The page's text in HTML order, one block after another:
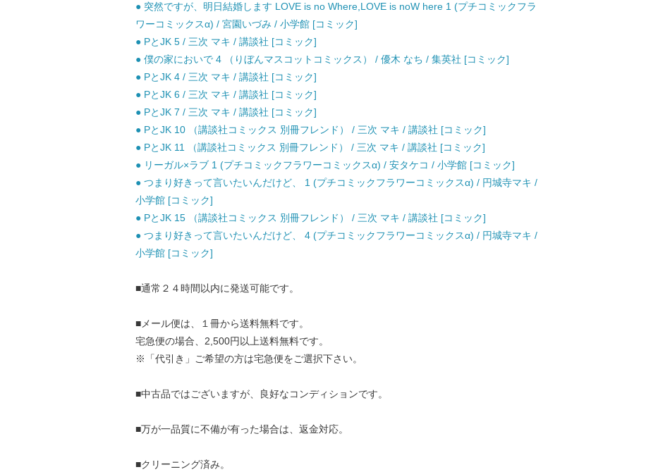
● 突然ですが、明日結婚します LOVE is no Where,LOVE is noW here 1 (プチコミックフラ
ワーコミックスα) / 宮園いづみ / 小学館 [コミック]
● PとJK 5 / 三次 マキ / 講談社 [コミック]
● 僕の家においで 4 （りぼんマスコットコミックス） / 優木 なち / 集英社 [コミック]
● PとJK 4 / 三次 マキ / 講談社 [コミック]
● PとJK 6 / 三次 マキ / 講談社 [コミック]
● PとJK 7 / 三次 マキ / 講談社 [コミック]
● PとJK 10 （講談社コミックス 別冊フレンド） / 三次 マキ / 講談社 [コミック]
● PとJK 11 （講談社コミックス 別冊フレンド） / 三次 マキ / 講談社 [コミック]
● リーガル×ラブ 1 (プチコミックフラワーコミックスα) / 安タケコ / 小学館 [コミック]
● つまり好きって言いたいんだけど、 1 (プチコミックフラワーコミックスα) / 円城寺マキ /
小学館 [コミック]
● PとJK 15 （講談社コミックス 別冊フレンド） / 三次 マキ / 講談社 [コミック]
● つまり好きって言いたいんだけど、 4 (プチコミックフラワーコミックスα) / 円城寺マキ /
小学館 [コミック]
■通常２４時間以内に発送可能です。
■メール便は、１冊から送料無料です。
宅急便の場合、2,500円以上送料無料です。
※「代引き」ご希望の方は宅急便をご選択下さい。
■中古品ではございますが、良好なコンディションです。
■万が一品質に不備が有った場合は、返金対応。
■クリーニング済み。